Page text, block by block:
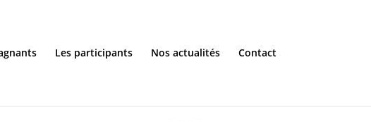
Les participants Nos actualités Contact